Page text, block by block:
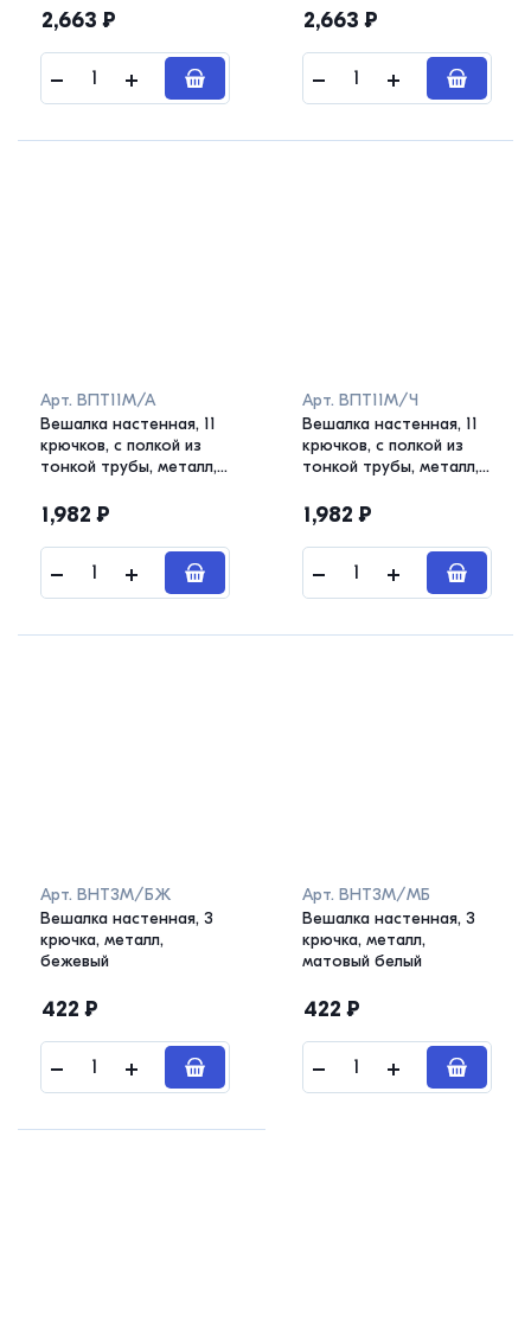
2,663 ₽ 2,663 ₽
Арт. ВПТ11М/А
Вешалка настенная, 11
крючков, с полкой из
тонкой трубы, металл,
1,982 ₽
Арт. ВПТ11М/Ч
Вешалка настенная, 11
крючков, с полкой из
тонкой трубы, металл,
1,982 ₽
Арт. ВНТ3М/БЖ
Вешалка настенная, 3
крючка, металл,
бежевый
422 ₽
Арт. ВНТ3М/МБ
Вешалка настенная, 3
крючка, металл,
матовый белый
422 ₽